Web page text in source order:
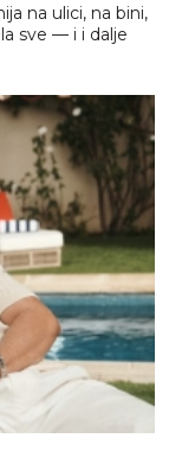
na ulici, na bini,
sve — i i dalje